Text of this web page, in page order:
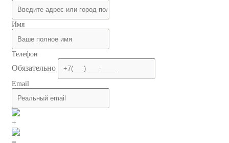
Имя
Телефон
Обязательно
Email
+